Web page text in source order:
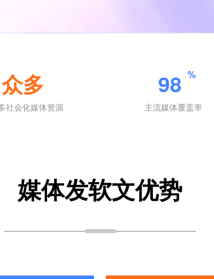
众多
社会化媒体资源
98 %
主流媒体覆盖率
媒体发软文优势